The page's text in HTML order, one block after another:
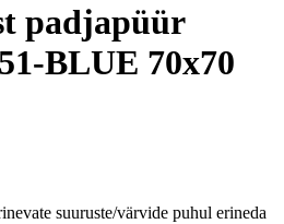
padjapüür
BLUE 70x70
suuruste/värvide puhul erineda